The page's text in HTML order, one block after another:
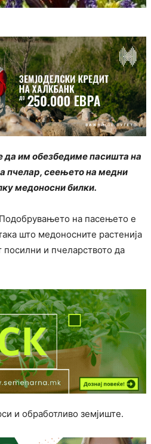
да им обезбедиме пасишта на
пчелар, сеењето на медни
медоносни билки.
на пасењето е
што медоносните растенија
и пчеларството да
и обработливо земјиште.